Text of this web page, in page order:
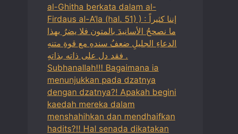
al-Ghitha berkata dalam al-
Firdaus al-A’la (hal. 51) ) : إننا كثيراً
ما نصححُ الأسانيدَ بالمتون فلا يضرُ بهذا
الدعاءِ الجليلِ ضعفُ سندهِ مع قوةِ متنهِ
فقد دل على ذاته بذاتهِ .
Subhanallah!!! Bagaimana ia
menunjukkan pada dzatnya
dengan dzatnya?! Apakah begini
kaedah mereka dalam
menshahihkan dan mendhaifkan
hadits?!! Hal senada dikatakan